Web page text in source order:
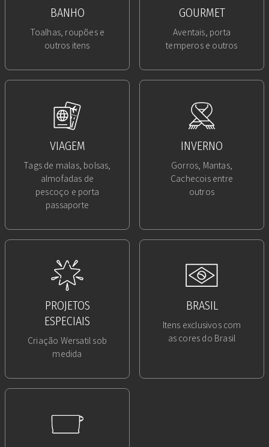
BANHO
Toalhas, roupões e
outros itens
GOURMET
Aventais, porta
temperos e outros
VIAGEM
Tags de malas, bolsas,
almofadas de
pescoço e porta
passaporte
INVERNO
Gorros, Mantas,
Cachecois entre
outros
PROJETOS
ESPECIAIS
Criação Wersatil sob
medida
BRASIL
Itens exclusivos com
as cores do Brasil